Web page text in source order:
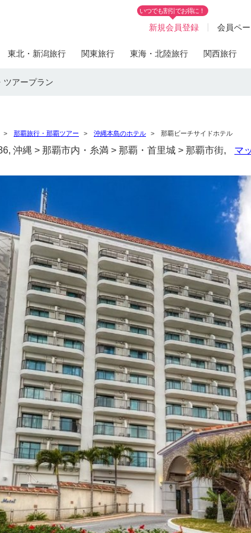
いつでも割引でお得に！
新規会員登録 会員ペ
東北・新潟旅行 関東旅行 東海・北陸旅行 関西旅行
ツアープラン
那覇旅行・那覇ツアー 沖縄本島のホテル 那覇ビーチサイドホテル
沖縄 > 那覇市内・糸満 > 那覇・首里城 > 那覇市街, マ